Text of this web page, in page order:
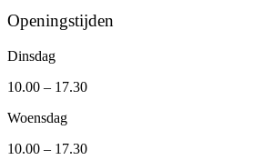
Openingstijden
Dinsdag
10.00 – 17.30
Woensdag
10.00 – 17.30